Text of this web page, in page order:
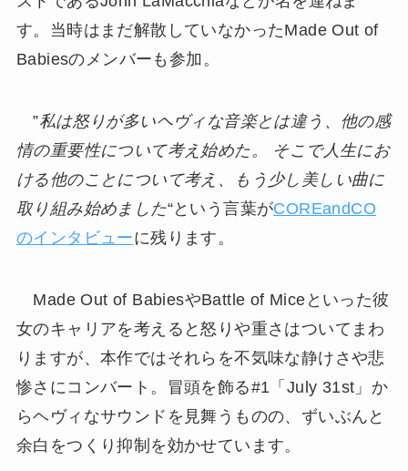
す。当時はまだ解散していなかったMade Out of
Babiesのメンバーも参加。
”私は怒りが多いヘヴィな音楽とは違う、他の感
情の重要性について考え始めた。 そこで人生にお
ける他のことについて考え、もう少し美しい曲に
取り組み始めました“という言葉がCOREandCO
のインタビューに残ります。
Made Out of BabiesやBattle of Miceといった彼
女のキャリアを考えると怒りや重さはついてまわ
りますが、本作ではそれらを不気味な静けさや悲
惨さにコンバート。冒頭を飾る#1「July 31st」か
らヘヴィなサウンドを見舞うものの、ずいぶんと
余白をつくり抑制を効かせています。